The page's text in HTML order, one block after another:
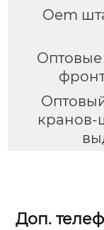
Oem
кранов-
Доп.